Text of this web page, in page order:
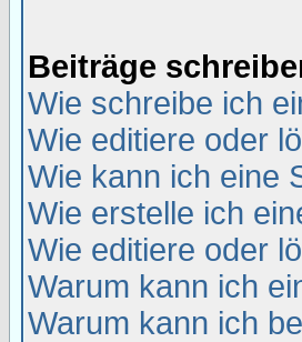
Beiträge
Wie schreibe ich
Wie editiere oder
Wie kann ich eine
Wie erstelle ich
Wie editiere oder
Warum kann ich
Warum kann ich